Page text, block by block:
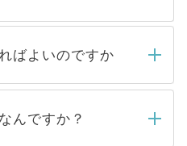
ばよいのですか
たら、弊社担当者がご
その後メールもしくは
んですか？